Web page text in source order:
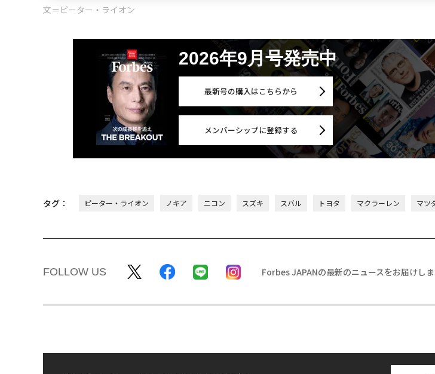
文＝ピーター・ライオン
2026年9月号発売中
最新号の購入はこちらから
メンバーシップに登録する
タグ： ピーター・ライオン ノキア ニコン スズキ スバル トヨタ マクラーレン マツ
FOLLOW US Forbes JAPANの最新のニュースをお届けし